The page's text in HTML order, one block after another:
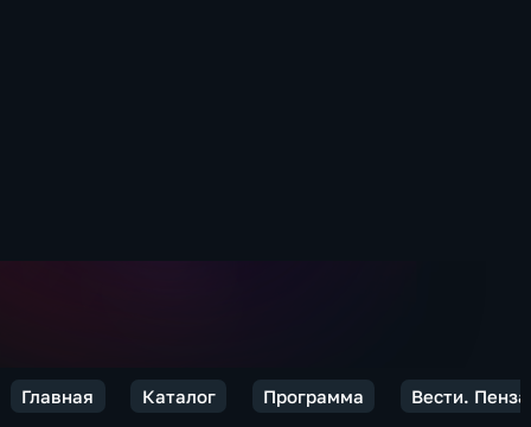
Главная Каталог Программа Вести. Пенза